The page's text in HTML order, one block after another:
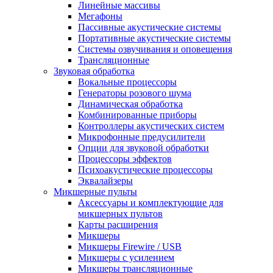
Линейные массивы
Мегафоны
Пассивные акустические системы
Портативные акустические системы
Системы озвучивания и оповещения
Трансляционные
Звуковая обработка
Вокальные процессоры
Генераторы розового шума
Динамическая обработка
Комбинированные приборы
Контроллеры акустических систем
Микрофонные предусилители
Опции для звуковой обработки
Процессоры эффектов
Психоакустические процессоры
Эквалайзеры
Микшерные пульты
Аксессуары и комплектующие для
микшерных пультов
Карты расширения
Микшеры
Микшеры Firewire / USB
Микшеры с усилением
Микшеры трансляционные